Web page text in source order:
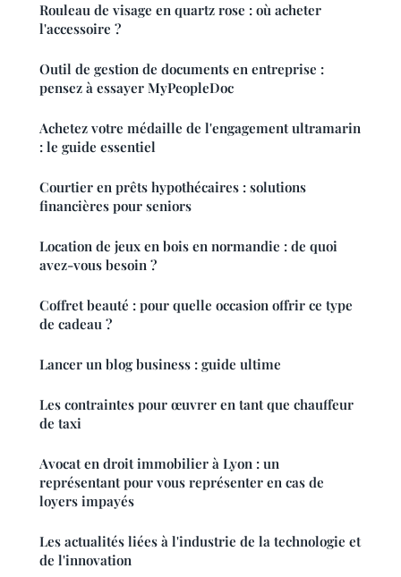
Rouleau de visage en quartz rose : où acheter
l'accessoire ?
Outil de gestion de documents en entreprise :
pensez à essayer MyPeopleDoc
Achetez votre médaille de l'engagement ultramarin
: le guide essentiel
Courtier en prêts hypothécaires : solutions
financières pour seniors
Location de jeux en bois en normandie : de quoi
avez-vous besoin ?
Coffret beauté : pour quelle occasion offrir ce type
de cadeau ?
Lancer un blog business : guide ultime
Les contraintes pour œuvrer en tant que chauffeur
de taxi
Avocat en droit immobilier à Lyon : un
représentant pour vous représenter en cas de
loyers impayés
Les actualités liées à l'industrie de la technologie et
de l'innovation